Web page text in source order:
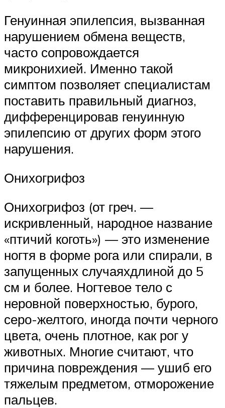
Генуинная эпилепсия, вызванная
нарушением обмена веществ,
часто сопровождается
микронихией. Именно такой
симптом позволяет специалистам
поставить правильный диагноз,
дифференцировав генуинную
эпилепсию от других форм этого
нарушения.
Онихогрифоз
Онихогрифоз (от греч. —
искривленный, народное название
«птичий коготь») — это изменение
ногтя в форме рога или спирали, в
запущенных случаяхдлиной до 5
см и более. Ногтевое тело с
неровной поверхностью, бурого,
серо-желтого, иногда почти черного
цвета, очень плотное, как рог у
животных. Многие считают, что
причина повреждения — ушиб его
тяжелым предметом, отморожение
пальцев.